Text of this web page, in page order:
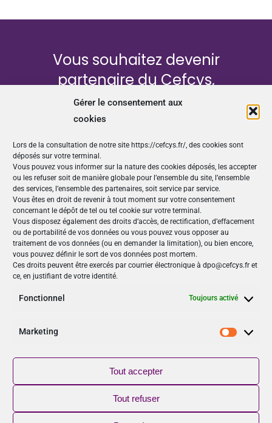
Gérer le consentement aux
cookies
Lors de la consultation de notre site https://cefcys.fr/, des cookies sont
déposés sur votre terminal.
Vous pouvez vous informer sur la nature des cookies déposés, les accepter
ou les refuser soit de manière globale pour l’ensemble du site, l’ensemble
des services, l’ensemble des partenaires, soit service par service.
Vous êtes en droit de revenir à tout moment sur votre consentement
concernant le dépôt de tel ou tel cookie sur votre terminal.
Vous disposez également des droits d’accès, de rectification, d’effacement
ou de portabilité de vos données ou vous pouvez vous opposer au
traitement de vos données (ou en demander la limitation), ou bien encore,
vous pouvez définir le sort de vos données post mortem.
Ces droits peuvent être exercés par courrier électronique à dpo@cefcys.fr et
ce, en justifiant de votre identité.
Fonctionnel Toujours activé
Marketing
Tout accepter
Tout refuser
Vous souhaitez devenir
partenaire du Cefcys,
l’association des femmes de la
Cybersécurité ?
Devenir partenaire
Nos Publications
Articles (69)
Le Cefcys et son engagement (4)
Le Cyber Women Day (10)
Les femmes dans la cyber (19)
Les publications du Cefcys (7)
Sensibilisation (1)
NOUVEAU